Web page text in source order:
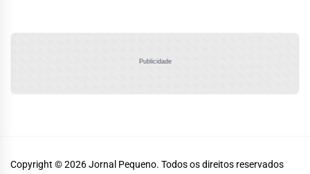
Publicidade
Copyright © 2026Jornal Pequeno. Todos os direitos reservados